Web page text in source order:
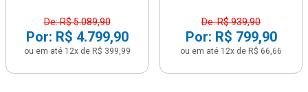
De: R$ 5.089,90
Por: R$ 4.799,90
ou em até 12x de R$ 399,99
De: R$ 939,90
Por: R$ 799,90
ou em até 12x de R$ 66,66